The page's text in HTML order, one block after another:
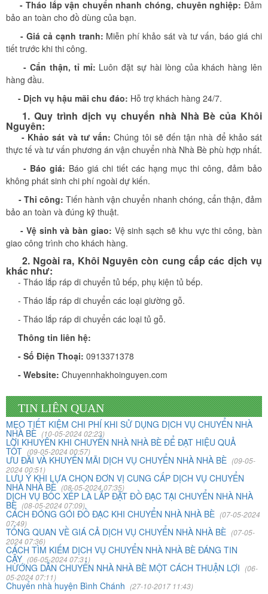
- Tháo lắp vận chuyển nhanh chóng, chuyên nghiệp: Đảm
bảo an toàn cho đồ dùng của bạn.
- Giá cả cạnh tranh: Miễn phí khảo sát và tư vấn, báo giá chi
tiết trước khi thi công.
- Cẩn thận, tỉ mỉ: Luôn đặt sự hài lòng của khách hàng lên
hàng đầu.
- Dịch vụ hậu mãi chu đáo: Hỗ trợ khách hàng 24/7.
1. Quy trình dịch vụ chuyển nhà Nhà Bè của Khôi
Nguyên:
- Khảo sát và tư vấn: Chúng tôi sẽ đến tận nhà để khảo sát
thực tế và tư vấn phương án vận chuyển nhà Nhà Bè phù hợp nhất.
- Báo giá: Báo giá chi tiết các hạng mục thi công, đảm bảo
không phát sinh chi phí ngoài dự kiến.
- Thi công: Tiến hành vận chuyển nhanh chóng, cẩn thận, đảm
bảo an toàn và đúng kỹ thuật.
- Vệ sinh và bàn giao: Vệ sinh sạch sẽ khu vực thi công, bàn
giao công trình cho khách hàng.
2. Ngoài ra, Khôi Nguyên​ còn cung cấp các dịch vụ
khác như:
- Tháo lắp ráp di chuyển tủ bếp, phụ kiện tủ bếp.
- Tháo lắp ráp di chuyển các loại giường gỗ.
- Tháo lắp ráp di chuyển các loại tủ gỗ.
Thông tin liên hệ:
- Số Điện Thoại: 0913371378
- Website: Chuyennhakhoinguyen.com
TIN LIÊN QUAN
MẸO TIẾT KIỆM CHI PHÍ KHI SỬ DỤNG DỊCH VỤ CHUYỂN NHÀ
NHÀ BÈ (10-05-2024 02:23)
LỜI KHUYÊN KHI CHUYỂN NHÀ NHÀ BÈ ĐỂ ĐẠT HIỆU QUẢ
TỐT (09-05-2024 00:57)
ƯU ĐÃI VÀ KHUYẾN MÃI DỊCH VỤ CHUYỂN NHÀ NHÀ BÈ (09-05-
2024 00:51)
LƯU Ý KHI LỰA CHỌN ĐƠN VỊ CUNG CẤP DỊCH VỤ CHUYỂN
NHÀ NHÀ BÈ (08-05-2024 07:35)
DỊCH VỤ BỐC XẾP LÀ LẮP ĐẶT ĐỒ ĐẠC TẠI CHUYỂN NHÀ NHÀ
BÈ (08-05-2024 07:09)
CÁCH ĐÓNG GÓI ĐỒ ĐẠC KHI CHUYỂN NHÀ NHÀ BÈ (07-05-2024
07:49)
TỔNG QUAN VỀ GIÁ CẢ DỊCH VỤ CHUYỂN NHÀ NHÀ BÈ (07-05-
2024 07:36)
CÁCH TÌM KIẾM DỊCH VỤ CHUYỂN NHÀ NHÀ BÈ ĐÁNG TIN
CẬY (06-05-2024 07:31)
HƯỚNG DẪN CHUYỂN NHÀ NHÀ BÈ MỘT CÁCH THUẬN LỢI (06-
05-2024 07:11)
Chuyển nhà huyện Bình Chánh (27-10-2017 11:43)
Hòa. Ban đầu tôi cũng đắn đo nhiều dịch vụ chuyển nhà
nhưng cuối cùng tôi quyết định chọn công ty Khôi
Phạm Minh Tuấn
232/2 Cộng Hòa, P.13, Q. Tân Bình
Vợ chồng tôi vừa chuyển về nhà mới ở Chưng cư Thái An
về quận 2. Tôi được biết dịch vụ của Khôi Nguyên đã lâu
và đến nay đã sử dụng dịch vụ chuyển nhà này. Tôi xin
chúng công ty ngày càng phát triển và nâng cao chất
lượng dịch vụ
Mai Hương
Vĩnh Lộc A - Bình Chánh
Công ty Khôi Nguyên chuyển hàng của cô bao bọc đóng
gói rất cẩn thận. Cô rất hài lòng